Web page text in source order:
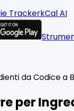
TrackerkCal AI
da Codice a
per